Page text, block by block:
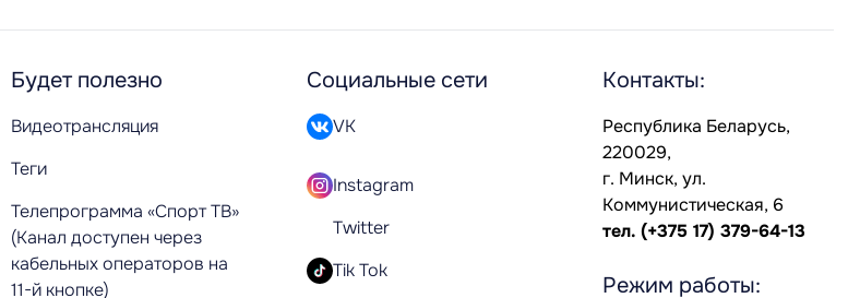
Будет полезно
Видеотрансляция
Теги
Телепрограмма «Спорт ТВ»
(Канал доступен через
кабельных операторов на
11-й кнопке)
Социальные сети
VK
Instagram
Twitter
Tik Tok
Контакты:
Республика Беларусь,
220029,
г. Минск, ул.
Коммунистическая, 6
тел. (+375 17) 379-64-13
Режим работы: